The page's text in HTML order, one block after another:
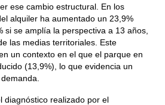
ese cambio estructural. En los
alquiler ha aumentado un 23,9%
si se amplía la perspectiva a 13 años,
las medias territoriales. Este
un contexto en el que el parque en
(13,9%), lo que evidencia un
diagnóstico realizado por el